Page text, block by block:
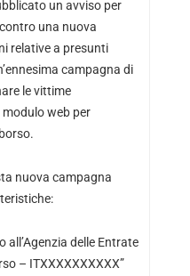
un avviso per
una nuova
relative a presunti
campagna di
le vittime
web per
nuova campagna
delle Entrate
– ITXXXXXXXXXX”